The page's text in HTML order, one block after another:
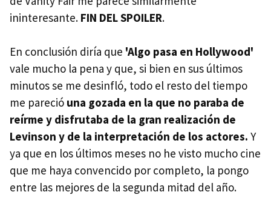
ininteresante. FIN DEL SPOILER.
En conclusión diría que 'Algo pasa en Hollywood'
vale mucho la pena y que, si bien en sus últimos
minutos se me desinfló, todo el resto del tiempo
me pareció una gozada en la que no paraba de
reírme y disfrutaba de la gran realización de
Levinson y de la interpretación de los actores. Y
ya que en los últimos meses no he visto mucho cine
que me haya convencido por completo, la pongo
entre las mejores de la segunda mitad del año.